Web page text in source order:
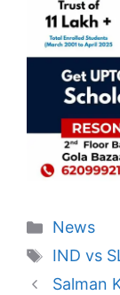
News
Tags
IND vs
Salman